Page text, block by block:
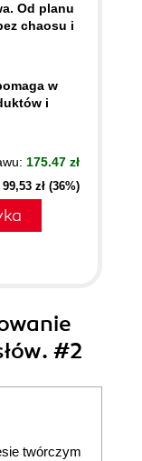
Od planu
chaosu i
w
i
175.47 zł
zł (36%)
#2
twórczym